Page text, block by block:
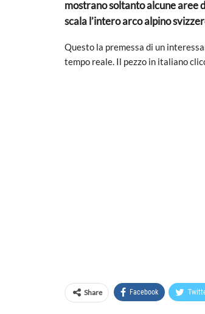
mostrano soltanto alcune aree
scala l’intero arco alpino
Questo la premessa di un
tempo reale. Il pezzo in italiano
Share Facebook